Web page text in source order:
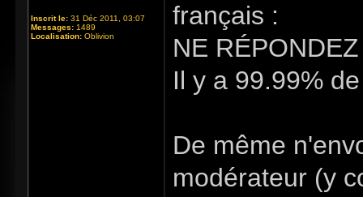
Inscrit le: 31 Déc 2011, 03:07
Messages: 1489
Localisation: Oblivion
français :
NE
Il y a 99.99%
De même
modérateur (y